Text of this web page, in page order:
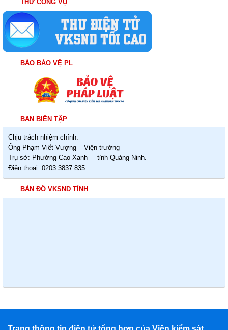
THƯ CÔNG VỤ
BÁO BẢO VỆ PL
BAN BIÊN TẬP
Chịu trách nhiệm chính:
Ông Phạm Viết Vượng – Viện trưởng
Trụ sở: Phường Cao Xanh – tỉnh Quảng Ninh.
Điện thoại: 0203.3837.835
BẢN ĐỒ VKSND TỈNH